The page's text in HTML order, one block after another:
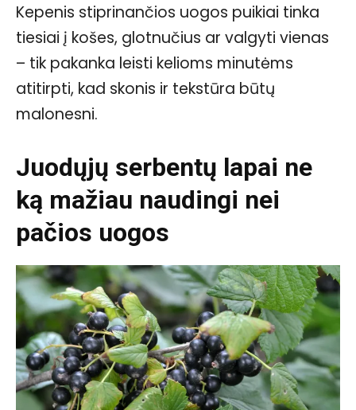
Kepenis stiprinančios uogos puikiai tinka
tiesiai į košes, glotnučius ar valgyti vienas
– tik pakanka leisti kelioms minutėms
atitirpti, kad skonis ir tekstūra būtų
malonesni.
Juodųjų serbentų lapai ne
ką mažiau naudingi nei
pačios uogos